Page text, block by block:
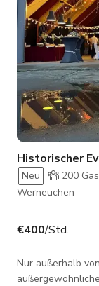
Neu 200
Werneuchen
€400/Std.
Nur außerhalb